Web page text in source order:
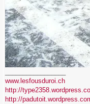
www.lesfousduroi.ch
http://
http://